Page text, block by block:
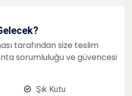
tarafından size teslim
sorumluluğu ve güvencesi
Şık Kutu